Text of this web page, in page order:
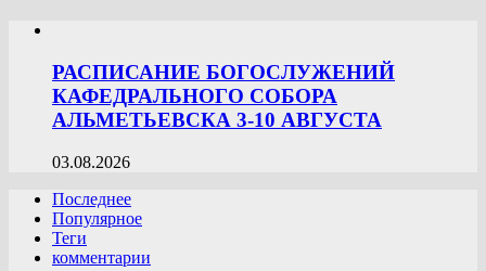
РАСПИСАНИЕ БОГОСЛУЖЕНИЙ
КАФЕДРАЛЬНОГО СОБОРА
АЛЬМЕТЬЕВСКА 3-10 АВГУСТА
03.08.2026
Последнее
Популярное
Теги
комментарии